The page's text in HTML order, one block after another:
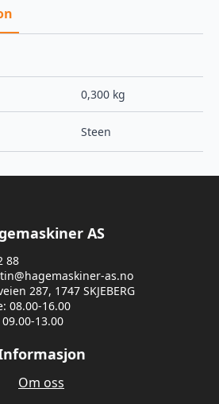
0,300 kg
Steen
AS
88
as.no
287, 1747 SKJEBERG
08.00-16.00
13.00
Om oss